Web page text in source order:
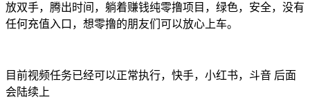
放双手，腾出时间，躺着赚钱纯零撸项目，绿色，安全，没有
任何充值入口，想零撸的朋友们可以放心上车。
目前视频任务已经可以正常执行，快手，小红书，斗音 后面
会陆续上